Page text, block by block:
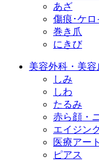
あざ
傷痕･ケロ
巻き爪
にきび
美容外科・美容
しみ
しわ
たるみ
赤ら顔・
エイジン
医療アー
ピアス